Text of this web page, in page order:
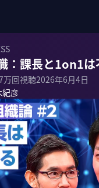
：課長と1on1は
万回視聴2026年6月4日
紀彦